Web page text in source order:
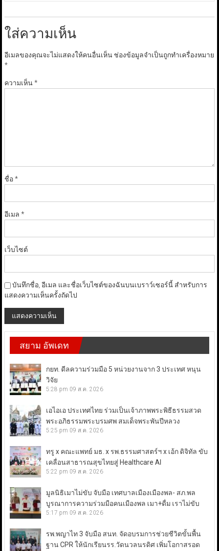
ใส่ความเห็น
อีเมลของคุณจะไม่แสดงให้คนอื่นเห็น ช่องข้อมูลจำเป็นถูกทำเครื่องหมาย
*
ความเห็น*
ชื่อ*
อีเมล *
เว็บไซต์
บันทึกชื่อ, อีเมล และชื่อเว็บไซต์ของฉันบนเบราว์เซอร์นี้ สำหรับการ
แสดงความเห็นครั้งถัดไป
สยาม อัพเดท
กยท. ดีลความร่วมมือ 5 หน่วยงานจาก 3 ประเทศ หนุน
วิจัย
5:28 pm 09 ส.ค. 2026
เอไอเอ ประเทศไทย ร่วมเป็นเจ้าภาพพระพิธีธรรมสวด
พระอภิธรรมพระบรมศพ สมเด็จพระพันปีหลวง
5:25 pm 09 ส.ค. 2026
ทรู x คณะแพทย์ มธ. x รพ.ธรรมศาสตร์ฯ x เอ้ก ดิจิทัล ขับ
เคลื่อนสาธารณสุขไทยสู่ Healthcare AI
5:22 pm 09 ส.ค. 2026
มูลนิธิเมาไม่ขับ จับมือ เทศบาลเมืองเมืองพล- สภ.พล
บูรณาการความร่วมมือคนเมืองพล เมา+ดื่ม เราไม่ขับ
5:17 pm 09 ส.ค. 2026
รพ.พญาไท 3 จับมือ สนท. จัดอบรมการช่วยชีวิตขั้นพื้น
ฐาน CPR ให้นักเรียนรร.วัดนวลนรดิศ เพิ่มโอกาสรอด